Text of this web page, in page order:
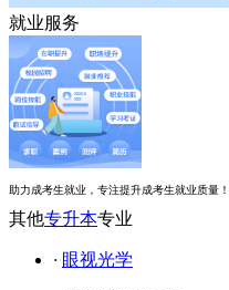
就业服务
助力成考生就业，专注提升成考生就业质量！
其他专升本专业
· 眼视光学